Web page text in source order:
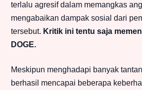
terlalu agresif dalam memangkas
mengabaikan dampak sosial dari
tersebut. Kritik ini tentu saja
DOGE.
Meskipun menghadapi banyak
berhasil mencapai beberapa